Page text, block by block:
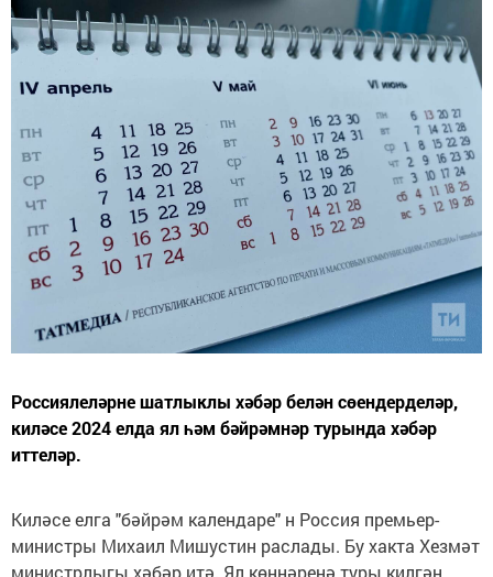
Россиялеләрне шатлыклы хәбәр белән сөендерделәр,
киләсе 2024 елда ял һәм бәйрәмнәр турында хәбәр
иттеләр.
Киләсе елга "бәйрәм календаре" н Россия премьер-
министры Михаил Мишустин раслады. Бу хакта Хезмәт
министрлыгы хәбәр итә. Ял көннәренә туры килгән